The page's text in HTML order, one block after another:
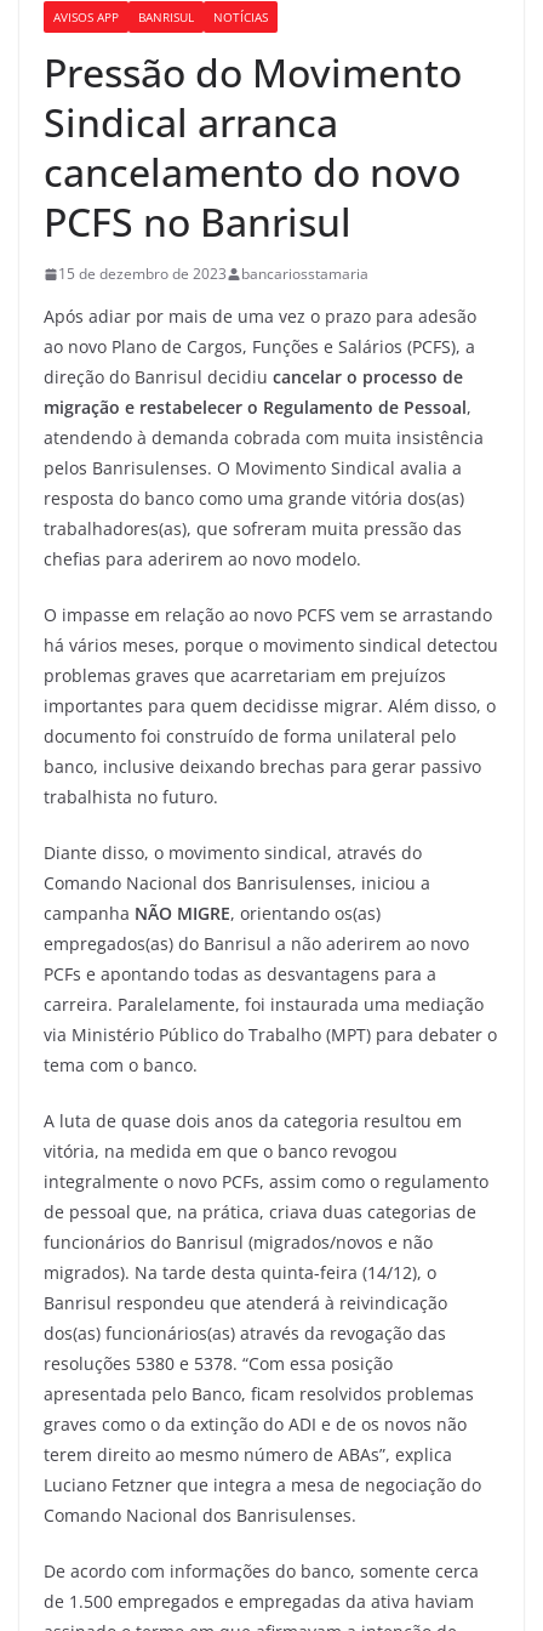
AVISOS APP BANRISUL NOTÍCIAS
Pressão do Movimento
Sindical arranca
cancelamento do novo
PCFS no Banrisul
15 de dezembro de 2023 bancariosstamaria
Após adiar por mais de uma vez o prazo para adesão
ao novo Plano de Cargos, Funções e Salários (PCFS), a
direção do Banrisul decidiu cancelar o processo de
migração e restabelecer o Regulamento de Pessoal,
atendendo à demanda cobrada com muita insistência
pelos Banrisulenses. O Movimento Sindical avalia a
resposta do banco como uma grande vitória dos(as)
trabalhadores(as), que sofreram muita pressão das
chefias para aderirem ao novo modelo.
O impasse em relação ao novo PCFS vem se arrastando
há vários meses, porque o movimento sindical detectou
problemas graves que acarretariam em prejuízos
importantes para quem decidisse migrar. Além disso, o
documento foi construído de forma unilateral pelo
banco, inclusive deixando brechas para gerar passivo
trabalhista no futuro.
Diante disso, o movimento sindical, através do
Comando Nacional dos Banrisulenses, iniciou a
campanha NÃO MIGRE, orientando os(as)
empregados(as) do Banrisul a não aderirem ao novo
PCFs e apontando todas as desvantagens para a
carreira. Paralelamente, foi instaurada uma mediação
via Ministério Público do Trabalho (MPT) para debater o
tema com o banco.
A luta de quase dois anos da categoria resultou em
vitória, na medida em que o banco revogou
integralmente o novo PCFs, assim como o regulamento
de pessoal que, na prática, criava duas categorias de
funcionários do Banrisul (migrados/novos e não
migrados). Na tarde desta quinta-feira (14/12), o
Banrisul respondeu que atenderá à reivindicação
dos(as) funcionários(as) através da revogação das
resoluções 5380 e 5378. “Com essa posição
apresentada pelo Banco, ficam resolvidos problemas
graves como o da extinção do ADI e de os novos não
terem direito ao mesmo número de ABAs”, explica
Luciano Fetzner que integra a mesa de negociação do
Comando Nacional dos Banrisulenses.
De acordo com informações do banco, somente cerca
de 1.500 empregados e empregadas da ativa haviam